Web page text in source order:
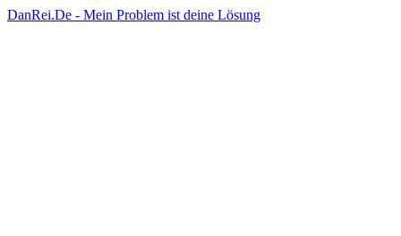
DanRei.De - Mein Problem ist deine Lösung